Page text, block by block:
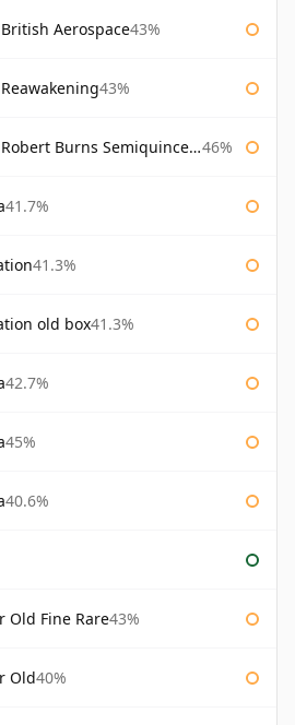
Aerospace43%
43%
Burns Semiquincentenary 46%
41.7%
41.3%
old box41.3%
42.7%
45%
40.6%
Old Fine Rare43%
Old40%